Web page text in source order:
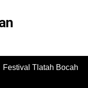
Festival Tlatah Bocah